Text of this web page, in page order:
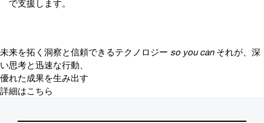
で支援します。
未来を拓く洞察と信頼できるテクノロジー so you can それが、深
い思考と迅速な行動、
優れた成果を生み出す
詳細はこちら